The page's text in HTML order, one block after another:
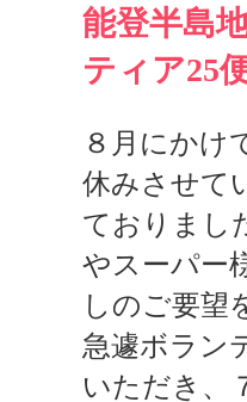
能登半島
ティア25
８月にかけ
休みさせて
ておりまし
やスーパー
しのご要望
急遽ボラン
いただき、